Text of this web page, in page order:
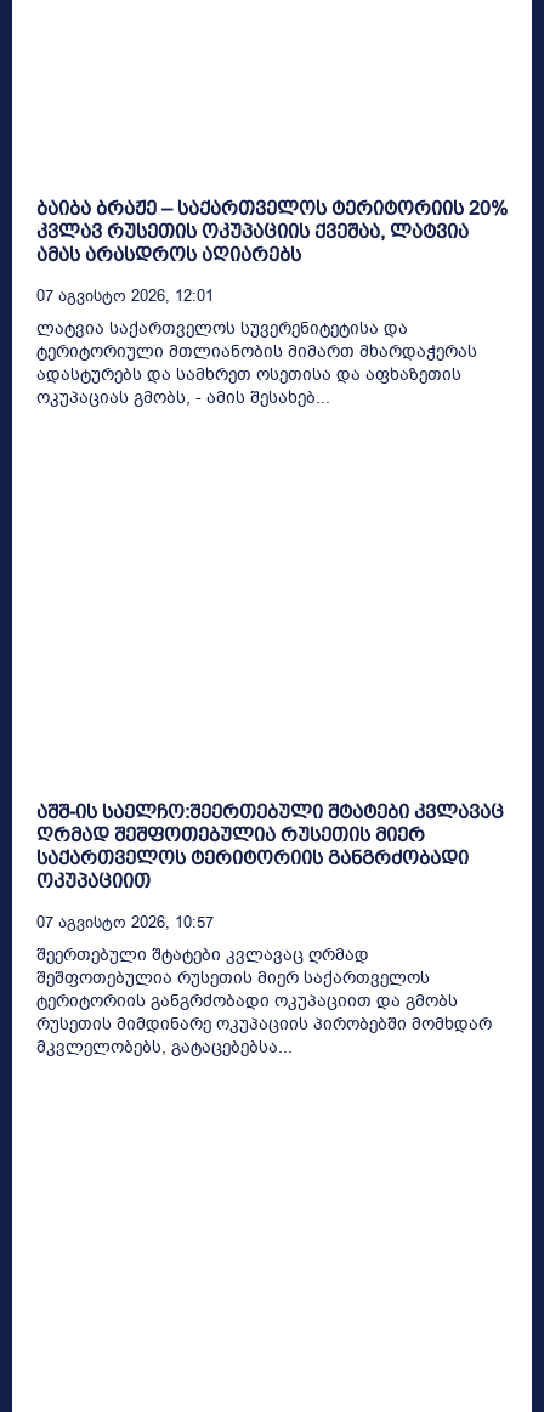
ბაიბა ბრაჟე – საქართველოს ტერიტორიის 20%
კვლავ რუსეთის ოკუპაციის ქვეშაა, ლატვია
ამას არასდროს აღიარებს
07 Აგვისტო 2026, 12:01
ლატვია საქართველოს სუვერენიტეტისა და
ტერიტორიული მთლიანობის მიმართ მხარდაჭერას
ადასტურებს და სამხრეთ ოსეთისა და აფხაზეთის
ოკუპაციას გმობს, - ამის შესახებ...
აშშ-ის საელჩო:შეერთებული შტატები კვლავაც
ღრმად შეშფოთებულია რუსეთის მიერ
საქართველოს ტერიტორიის განგრძობადი
ოკუპაციით
07 Აგვისტო 2026, 10:57
შეერთებული შტატები კვლავაც ღრმად
შეშფოთებულია რუსეთის მიერ საქართველოს
ტერიტორიის განგრძობადი ოკუპაციით და გმობს
რუსეთის მიმდინარე ოკუპაციის პირობებში მომხდარ
მკვლელობებს, გატაცებებსა...